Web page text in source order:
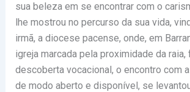
sua beleza em se encontrar com o
lhe mostrou no percurso da sua vida,
irmã, a diocese pacense, onde, em
igreja marcada pela proximidade da raia,
descoberta vocacional, o encontro com
de modo aberto e disponível, se